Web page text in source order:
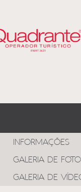
INFORMAÇÕES
GALERIA DE
GALERIA DE